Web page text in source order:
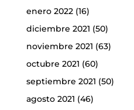
enero 2022(16)
diciembre 2021 (50)
noviembre 2021 (63)
octubre 2021 (60)
septiembre 2021 (50)
agosto 2021 (46)